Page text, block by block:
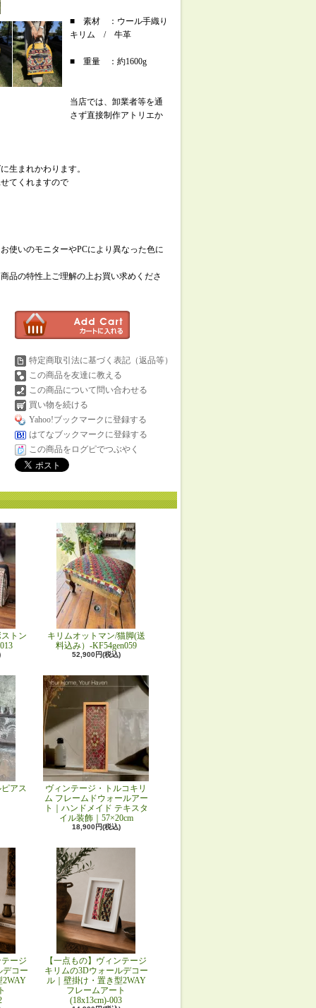
■ 素材 ：ウール手織り
キリム / 牛革
■ 重量 ：約1600g
当店では、卸業者等を通
さず直接制作アトリエか
生まれかわります。
てくれますので
使いのモニターやPCにより異なった色に
品の特性上ご理解の上お買い求めくださ
特定商取引法に基づく表記（返品等）
この商品を友達に教える
この商品について問い合わせる
買い物を続ける
Yahoo!ブックマークに登録する
はてなブックマークに登録する
この商品をログピでつぶやく
トン
キリムオットマン/猫脚(送
料込み）-KF54gen059
52,900円(税込)
アス
ヴィンテージ・トルコキリ
ム フレームドウォールアー
ト｜ハンドメイド テキスタ
イル装飾｜57×20cm
18,900円(税込)
テージ
デコー
2WAY
【一点もの】ヴィンテージ
キリムの3Dウォールデコー
ル｜壁掛け・置き型2WAY
フレームアート
(18x13cm)-003